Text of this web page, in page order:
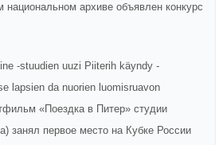
национальном архиве объявлен конкурс
-stuudien uuzi Piiterih käyndy -
lapsien da nuorien luomisruavon
«Поездка в Питер» студии
занял первое место на Кубке России